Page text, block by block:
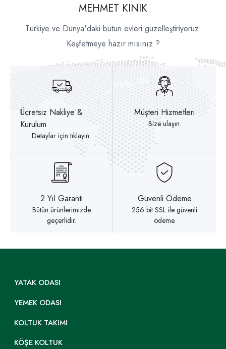
MEHMET KINIK
Türkiye ve Dünya'daki bütün evleri güzelleştiriyoruz.
Keşfetmeye hazır mısınız ?
Ücretsiz Nakliye &
Kurulum
Detaylar için tıklayın.
Müşteri Hizmetleri
Bize ulaşın.
2 Yıl Garanti
Bütün ürünlerimizde
geçerlidir.
Güvenli Ödeme
256 bit SSL ile güvenli
ödeme.
YATAK ODASI
YEMEK ODASI
KOLTUK TAKIMI
KÖŞE KOLTUK